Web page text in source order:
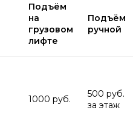
Подъём
на
грузовом
лифте
Подъём
ручной
1000 руб.
500 руб.
за этаж